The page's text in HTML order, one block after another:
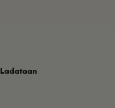
Ladataan